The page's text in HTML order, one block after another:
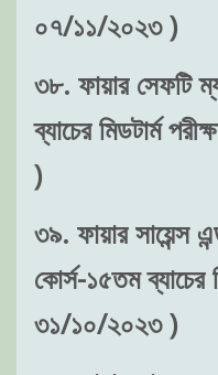
০৭/১১/২০২৩ )
৩৮. ফায়ার সেফটি
ব্যাচের মিডটার্ম
)
৩৯. ফায়ার সায়েন্স
কোর্স-১৫তম ব্যাচের
৩১/১০/২০২৩ )